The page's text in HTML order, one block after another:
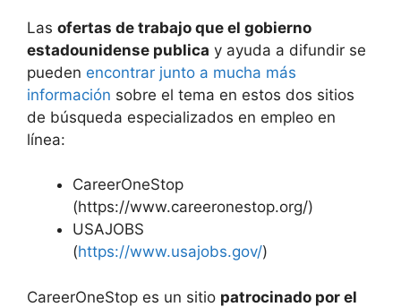
Las ofertas de trabajo que el gobierno
estadounidense publica y ayuda a difundir se
pueden encontrar junto a mucha más
información sobre el tema en estos dos sitios
de búsqueda especializados en empleo en
línea:
CareerOneStop
(https://www.careeronestop.org/)
USAJOBS
(https://www.usajobs.gov/)
CareerOneStop es un sitio patrocinado por el